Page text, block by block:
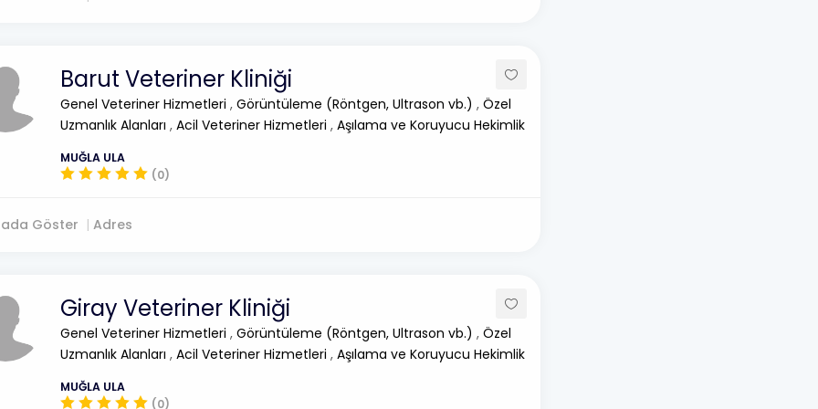
Barut Veteriner Kliniği
Genel Veteriner Hizmetleri , Görüntüleme (Röntgen, Ultrason vb.) , Özel
Uzmanlık Alanları , Acil Veteriner Hizmetleri , Aşılama ve Koruyucu Hekimlik
MUĞLA ULA
(0)
Göster Adres
Giray Veteriner Kliniği
Genel Veteriner Hizmetleri , Görüntüleme (Röntgen, Ultrason vb.) , Özel
Uzmanlık Alanları , Acil Veteriner Hizmetleri , Aşılama ve Koruyucu Hekimlik
MUĞLA ULA
(0)